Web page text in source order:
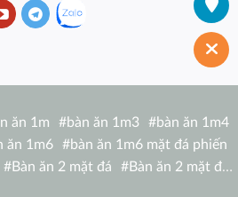
ăn 1m #bàn ăn 1m3 #bàn ăn 1m4
ăn 1m6 #bàn ăn 1m6 mặt đá phiến
#Bàn ăn 2 mặt đá #Bàn ăn 2 mặt đá